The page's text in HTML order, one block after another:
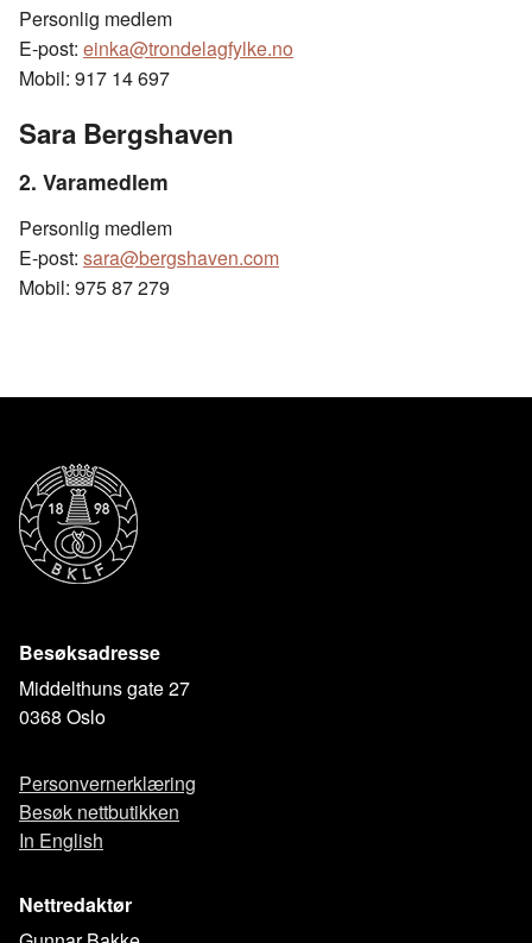
Personlig medlem
E-post: einka@trondelagfylke.no
Mobil: 917 14 697
Sara Bergshaven
2. Varamedlem
Personlig medlem
E-post: sara@bergshaven.com
Mobil: 975 87 279
Besøksadresse
Middelthuns gate 27
0368 Oslo
Personvernerklæring
Besøk nettbutikken
In English
Nettredaktør